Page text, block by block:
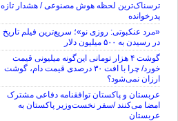
ترسناک‌ترین لحظه هوش مصنوعی / هشدار تازه
پدرخوانده
«مرد عنکبوتی: روزی نو»؛ سریع‌ترین فیلم تاریخ
در رسیدن به ۵۰۰ میلیون دلار
گوشت ۴ هزار تومانی این‌گونه میلیونی قیمت
خورد/ چرا با افت ۳۰ درصدی قیمت دام، گوشت
ارزان نمی‌شود؟
عربستان و پاکستان توافقنامه دفاعی مشترک
امضا می‌کنند /سفر نخست‌وزیر پاکستان به
عربستان